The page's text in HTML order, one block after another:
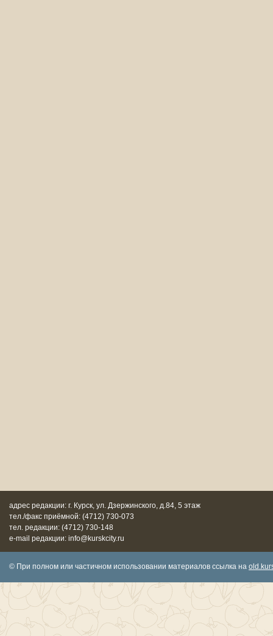
адрес редакции: г. Курск, ул. Дзержинского, д.84, 5 этаж
тел./факс приёмной: (4712) 730-073
тел. редакции: (4712) 730-148
e-mail редакции: info@kurskcity.ru
© При полном или частичном использовании материалов ссылка на